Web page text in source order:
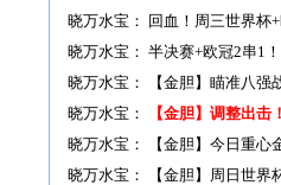
晓万水宝：
回血！周三世界杯
晓万水宝： 半决赛+欧冠2串1
晓万水宝：
【金胆】瞄准八强
晓万水宝：
【金胆】调整出
晓万水宝：
【金胆】今日重
晓万水宝：
【金胆】周日世界